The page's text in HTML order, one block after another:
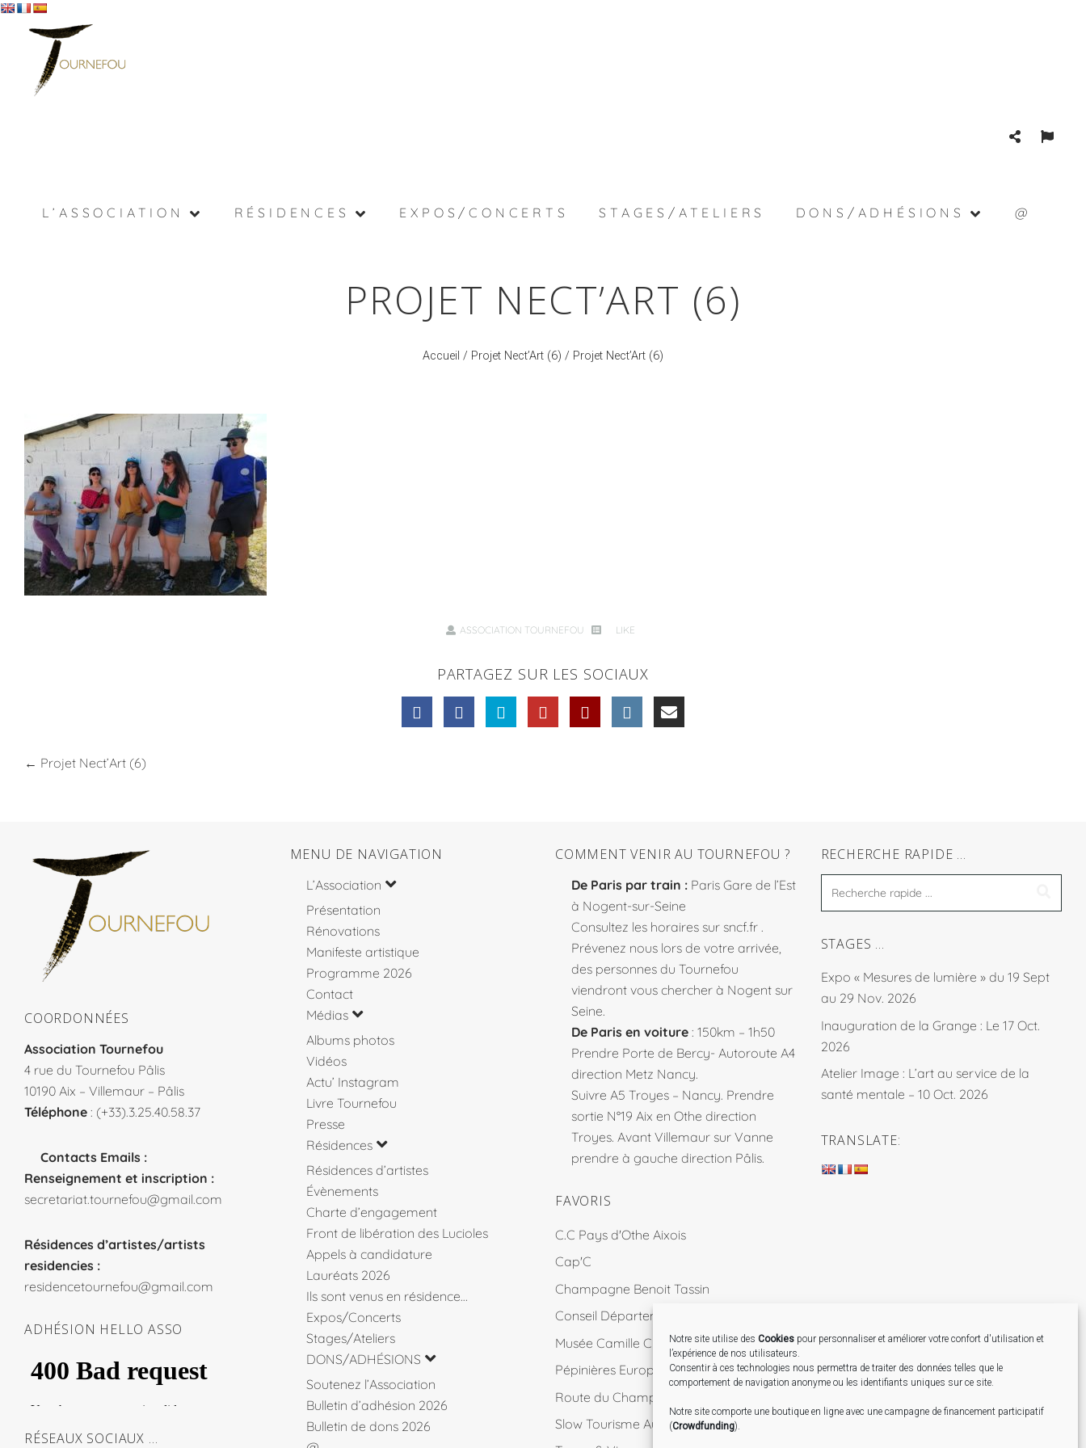
Notre site utilise des Cookies pour personnaliser et améliorer votre confort d'utilisation et
l’expérience de nos utilisateurs.
Consentir à ces technologies nous permettra de traiter des données telles que le
comportement de navigation anonyme ou les identifiants uniques sur ce site.
Notre site comporte une boutique en ligne avec une campagne de financement participatif
(Crowdfunding).
L’ASSOCIATION RÉSIDENCES EXPOS/CONCERTS STAGES/ATELIERS DONS/ADHÉSIONS @
PROJET NECT’ART (6)
Accueil / Projet Nect’Art (6) / Projet Nect’Art (6)
ASSOCIATION TOURNEFOU LIKE
PARTAGEZ SUR LES SOCIAUX
← Projet Nect’Art (6)
COORDONNÉES
Association Tournefou
4 rue du Tournefou Pâlis
10190 Aix – Villemaur – Pâlis
Téléphone : (+33).3.25.40.58.37
Contacts Emails :
Renseignement et inscription :
secretariat.tournefou@gmail.com
Résidences d’artistes/artists
residencies :
residencetournefou@gmail.com
ADHÉSION HELLO ASSO
RÉSEAUX SOCIAUX …
MENU DE NAVIGATION
L’Association
Présentation
Rénovations
Manifeste artistique
Programme 2026
Contact
Médias
Albums photos
Vidéos
Actu’ Instagram
Livre Tournefou
Presse
Résidences
Résidences d’artistes
Évènements
Charte d’engagement
Front de libération des Lucioles
Appels à candidature
Lauréats 2026
Ils sont venus en résidence…
Expos/Concerts
Stages/Ateliers
DONS/ADHÉSIONS
Soutenez l’Association
Bulletin d’adhésion 2026
Bulletin de dons 2026
COMMENT VENIR AU TOURNEFOU ?
De Paris par train : Paris Gare de l’Est
à Nogent-sur-Seine
Consultez les horaires sur sncf.fr .
Prévenez nous lors de votre arrivée,
des personnes du Tournefou
viendront vous chercher à Nogent sur
Seine.
De Paris en voiture : 150km – 1h50
Prendre Porte de Bercy- Autoroute A4
direction Metz Nancy.
Suivre A5 Troyes – Nancy. Prendre
sortie N°19 Aix en Othe direction
Troyes. Avant Villemaur sur Vanne
prendre à gauche direction Pâlis.
FAVORIS
C.C Pays d'Othe Aixois
Cap'C
Champagne Benoit Tassin
Conseil Départemental 10
Musée Camille Claudel
Pépinières Européennes de Création
Route du Champagne
Slow Tourisme Aube
RECHERCHE RAPIDE …
STAGES …
Expo « Mesures de lumière » du 19 Sept
au 29 Nov. 2026
Inauguration de la Grange : Le 17 Oct.
2026
Atelier Image : L’art au service de la
santé mentale – 10 Oct. 2026
TRANSLATE: